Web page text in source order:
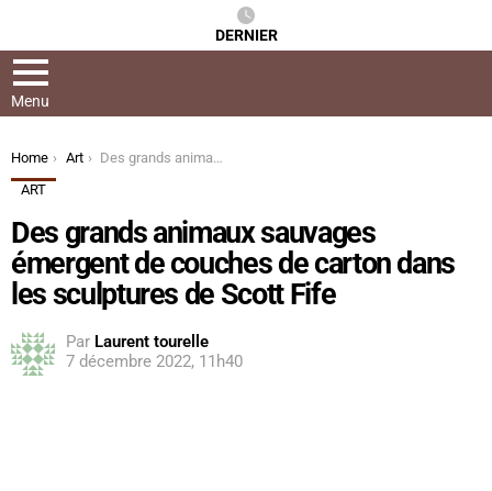
DERNIER
Menu
You are here:
Home Art
Des grands animaux sauvages émergent de couches de carton dans les sculptures de Scott Fife
ART
Des grands animaux sauvages
émergent de couches de carton dans
les sculptures de Scott Fife
Par Laurent tourelle
7 décembre 2022, 11h40